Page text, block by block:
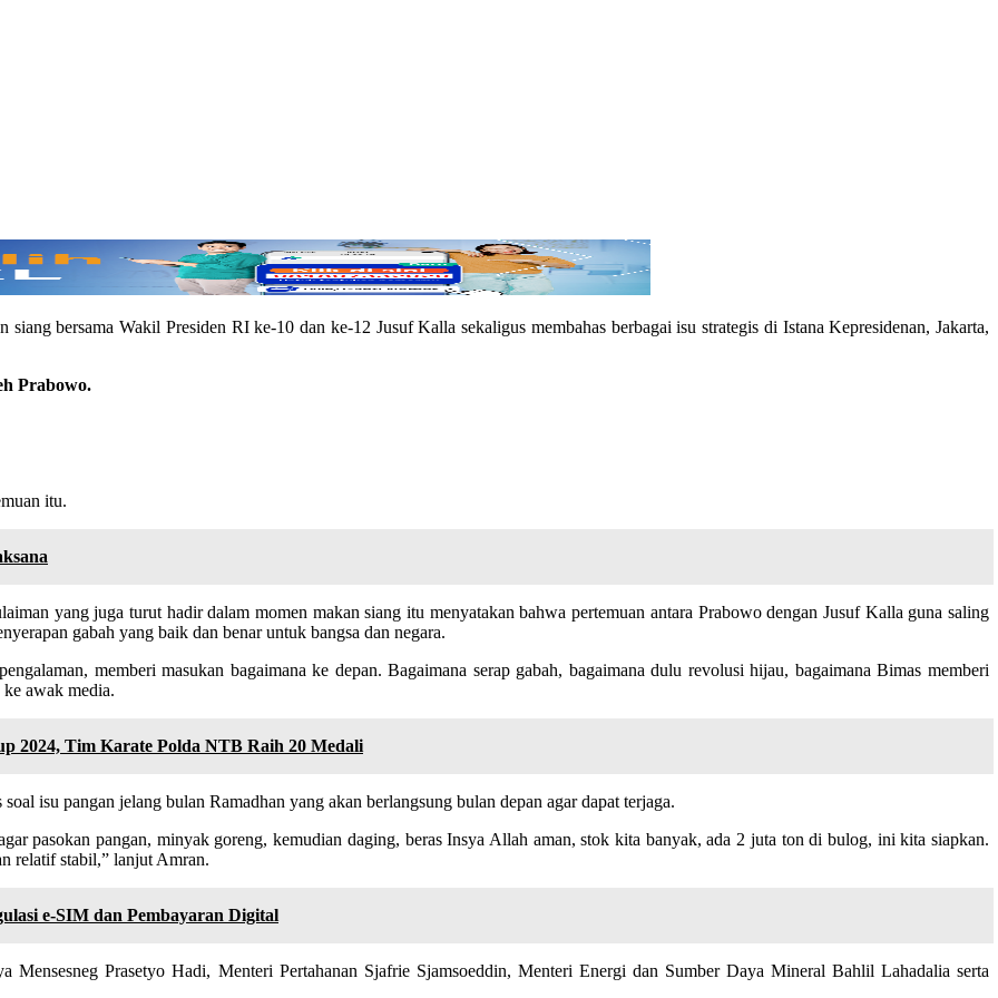
bersama Wakil Presiden RI ke-10 dan ke-12 Jusuf Kalla sekaligus membahas berbagai isu strategis di Istana Kepresidenan, Jakarta,
Prabowo.
itu.
yang juga turut hadir dalam momen makan siang itu menyatakan bahwa pertemuan antara Prabowo dengan Jusuf Kalla guna saling
gabah yang baik dan benar untuk bangsa dan negara.
memberi masukan bagaimana ke depan. Bagaimana serap gabah, bagaimana dulu revolusi hijau, bagaimana Bimas memberi
awak media.
2024, Tim Karate Polda NTB Raih 20 Medali
isu pangan jelang bulan Ramadhan yang akan berlangsung bulan depan agar dapat terjaga.
pasokan pangan, minyak goreng, kemudian daging, beras Insya Allah aman, stok kita banyak, ada 2 juta ton di bulog, ini kita siapkan.
relatif stabil,” lanjut Amran.
e-SIM dan Pembayaran Digital
Mensesneg Prasetyo Hadi, Menteri Pertahanan Sjafrie Sjamsoeddin, Menteri Energi dan Sumber Daya Mineral Bahlil Lahadalia serta